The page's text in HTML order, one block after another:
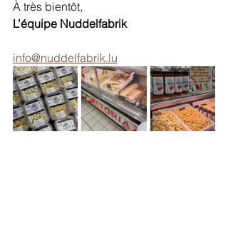
À très bientôt,
L’équipe Nuddelfabrik
info@nuddelfabrik.lu